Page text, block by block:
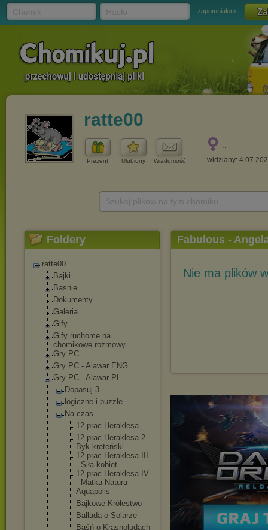
zapomniałem
ratte00
Prezent Ulubiony Wiadomość
..
widziany:
Foldery
ratte00
Bajki
Basnie
Dokumenty
Galeria
Gify
Gify ruchome na
chomikowe rozmowy
Gry PC
Gry PC - Alawar ENG
Gry PC - Alawar PL
Dopasuj 3
logiczne i puzzle
Na czas
12 prac Heraklesa
12 prac Heraklesa 2 -
Byk kreteński
12 prac Heraklesa III
- Siła kobiet
12 prac Heraklesa IV
- Matka Natura
Aquapolis
Bajkowe Królestwo
Ballada o Solarze
Baśń o Krasnoludac h
Fabulous -
Nie ma plików